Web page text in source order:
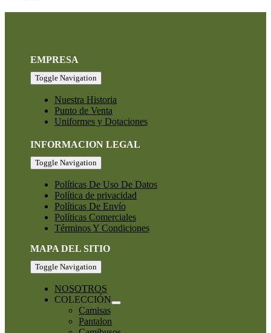
EMPRESA
Toggle Navigation
Nuestra Historia
Punto de Venta
Uniformes y Dotaciones
INFORMACION LEGAL
Toggle Navigation
Políticas De Uso De Datos
Política de privacidad
Políticas De Envío
Políticas Comerciales
Términos Y Condiciones
MAPA DEL SITIO
Toggle Navigation
NOSOTROS
COLECCIÓN
Camisas
Pantalon